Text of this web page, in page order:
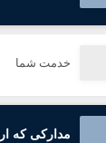
خدمت شما
مدارکی که